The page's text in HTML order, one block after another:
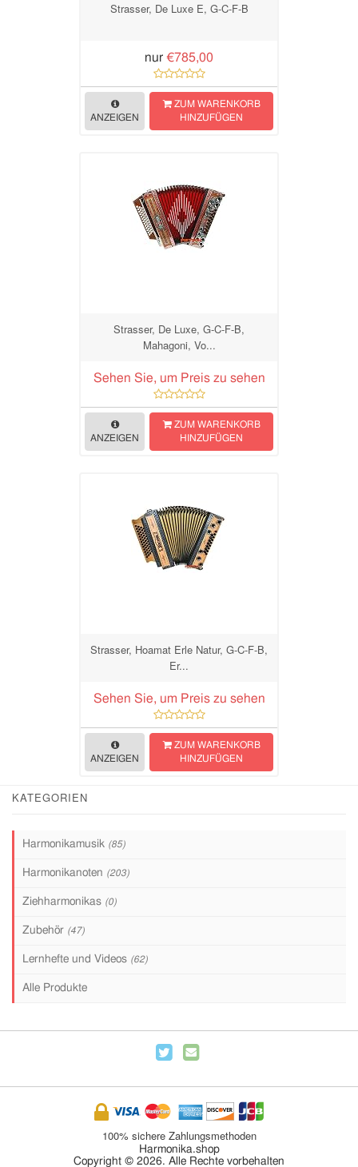
Strasser, De Luxe E, G-C-F-B
nur €785,00
ANZEIGEN
ZUM WARENKORB
HINZUFÜGEN
Strasser, De Luxe, G-C-F-B,
Mahagoni, Vo...
Sehen Sie, um Preis zu sehen
ANZEIGEN
ZUM WARENKORB
HINZUFÜGEN
Strasser, Hoamat Erle Natur, G-C-F-B,
Er...
Sehen Sie, um Preis zu sehen
ANZEIGEN
ZUM WARENKORB
HINZUFÜGEN
KATEGORIEN
Harmonikamusik (85)
Harmonikanoten (203)
Ziehharmonikas (0)
Zubehör (47)
Lernhefte und Videos (62)
Alle Produkte
100% sichere Zahlungsmethoden
Harmonika.shop
Copyright © 2026. Alle Rechte vorbehalten